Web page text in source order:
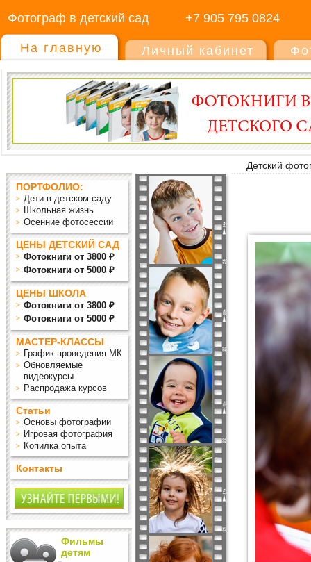
Фотограф в детский сад +7 905 795 0824
На главную Личный кабинет
Детский
ПОРТФОЛИО:
Дети в детском саду
Школьная жизнь
Осенние фотосессии
ЦЕНЫ ДЕТСКИЙ САД
Фотокниги от 3800 ₽
Фотокниги от 5000 ₽
ЦЕНЫ ШКОЛА
Фотокниги от 3800 ₽
Фотокниги от 5000 ₽
МАСТЕР-КЛАССЫ
График проведения МК
Обновляемые
видеокурсы
Распродажа курсов
Статьи
Основы фотографии
Игровая фотография
Копилка опыта
Контакты
Фильмы
детям